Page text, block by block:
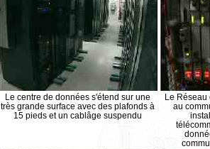
Le centre de données s'étend sur une
très grande surface avec des plafonds à
15 pieds et un cablâge suspendu
Le Réseau
au